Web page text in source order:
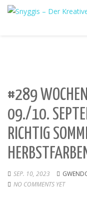
#289
09./10.
RICHTIG
SEP. 10, 2023
NO COMMENTS YET